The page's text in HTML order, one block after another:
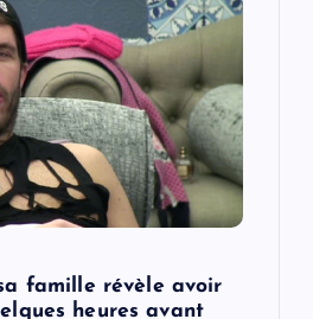
famille révèle avoir
heures avant